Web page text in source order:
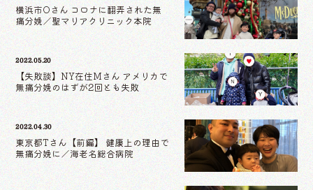
横浜市Oさん コロナに翻弄された無
痛分娩／聖マリアクリニック本院
2022.05.20
【失敗談】NY在住Mさん アメリカで
無痛分娩のはずが2回とも失敗
2022.04.30
東京都Tさん【前編】 健康上の理由で
無痛分娩に／海老名総合病院